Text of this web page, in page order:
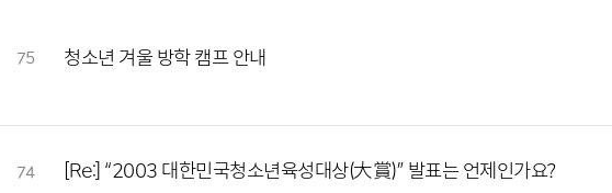
75 청소년 겨울 방학 캠프 안내
74 [Re:] “2003 대한민국청소년육성대상(大賞)” 발표는 언제인가요?